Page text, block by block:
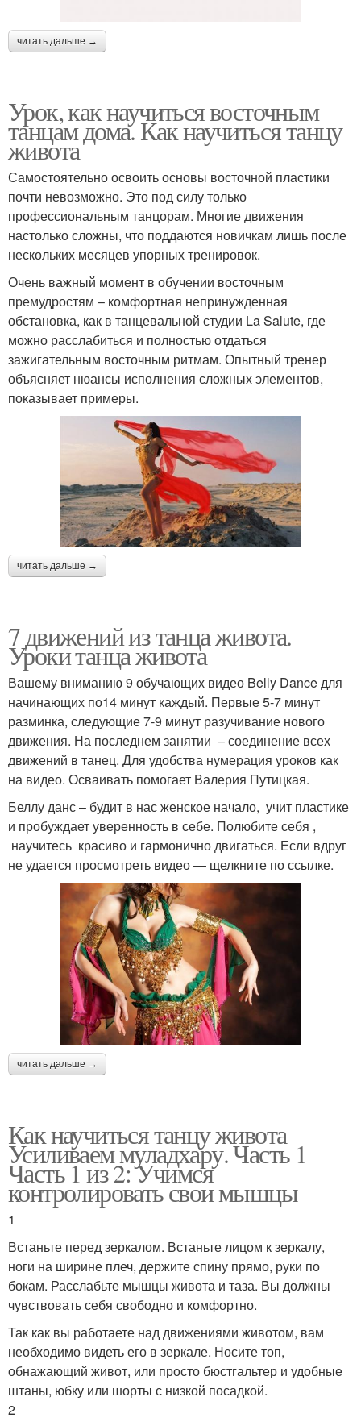
читать дальше →
Урок, как научиться восточным
танцам дома. Как научиться танцу
живота
Самостоятельно освоить основы восточной пластики
почти невозможно. Это под силу только
профессиональным танцорам. Многие движения
настолько сложны, что поддаются новичкам лишь после
нескольких месяцев упорных тренировок.
Очень важный момент в обучении восточным
премудростям – комфортная непринужденная
обстановка, как в танцевальной студии La Salute, где
можно расслабиться и полностью отдаться
зажигательным восточным ритмам. Опытный тренер
объясняет нюансы исполнения сложных элементов,
показывает примеры.
читать дальше →
7 движений из танца живота.
Уроки танца живота
Вашему вниманию 9 обучающих видео Belly Dance для
начинающих по14 минут каждый. Первые 5-7 минут
разминка, следующие 7-9 минут разучивание нового
движения. На последнем занятии – соединение всех
движений в танец. Для удобства нумерация уроков как
на видео. Осваивать помогает Валерия Путицкая.
Беллу данс – будит в нас женское начало, учит пластике
и пробуждает уверенность в себе. Полюбите себя ,
научитесь красиво и гармонично двигаться. Если вдруг
не удается просмотреть видео — щелкните по ссылке.
читать дальше →
Как научиться танцу живота
Усиливаем муладхару. Часть 1
Часть 1 из 2: Учимся
контролировать свои мышцы
1
Встаньте перед зеркалом. Встаньте лицом к зеркалу,
ноги на ширине плеч, держите спину прямо, руки по
бокам. Расслабьте мышцы живота и таза. Вы должны
чувствовать себя свободно и комфортно.
Так как вы работаете над движениями животом, вам
необходимо видеть его в зеркале. Носите топ,
обнажающий живот, или просто бюстгальтер и удобные
штаны, юбку или шорты с низкой посадкой.
2